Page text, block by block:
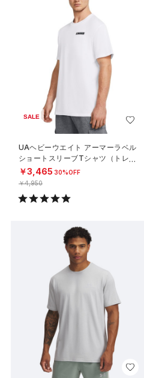
SALE
UAヘビーウエイト アーマーラベル
ショートスリーブTシャツ（トレー
ニング/MEN）
￥3,465 30%OFF
￥4,950